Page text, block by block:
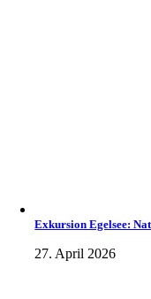
Exkursion Egelsee:
27. April 2026